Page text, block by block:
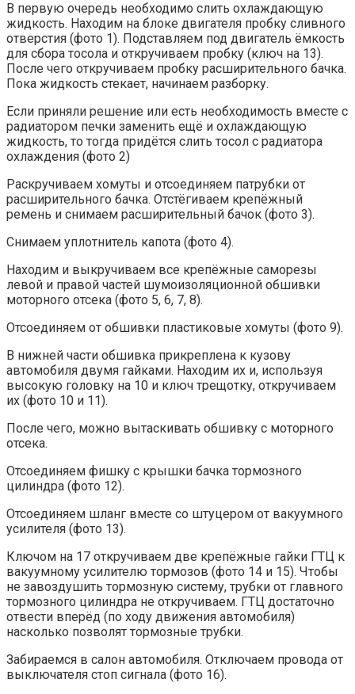
В первую очередь необходимо слить охлаждающую
жидкость. Находим на блоке двигателя пробку сливного
отверстия (фото 1). Подставляем под двигатель ёмкость
для сбора тосола и откручиваем пробку (ключ на 13).
После чего откручиваем пробку расширительного бачка.
Пока жидкость стекает, начинаем разборку.
Если приняли решение или есть необходимость вместе с
радиатором печки заменить ещё и охлаждающую
жидкость, то тогда придётся слить тосол с радиатора
охлаждения (фото 2)
Раскручиваем хомуты и отсоединяем патрубки от
расширительного бачка. Отстёгиваем крепёжный
ремень и снимаем расширительный бачок (фото 3).
Снимаем уплотнитель капота (фото 4).
Находим и выкручиваем все крепёжные саморезы
левой и правой частей шумоизоляционной обшивки
моторного отсека (фото 5, 6, 7, 8).
Отсоединяем от обшивки пластиковые хомуты (фото 9).
В нижней части обшивка прикреплена к кузову
автомобиля двумя гайками. Находим их и, используя
высокую головку на 10 и ключ трещотку, откручиваем
их (фото 10 и 11).
После чего, можно вытаскивать обшивку с моторного
отсека.
Отсоединяем фишку с крышки бачка тормозного
цилиндра (фото 12).
Отсоединяем шланг вместе со штуцером от вакуумного
усилителя (фото 13).
Ключом на 17 откручиваем две крепёжные гайки ГТЦ к
вакуумному усилителю тормозов (фото 14 и 15). Чтобы
не завоздушить тормозную систему, трубки от главного
тормозного цилиндра не откручиваем. ГТЦ достаточно
отвести вперёд (по ходу движения автомобиля)
насколько позволят тормозные трубки.
Забираемся в салон автомобиля. Отключаем провода от
выключателя стоп сигнала (фото 16).